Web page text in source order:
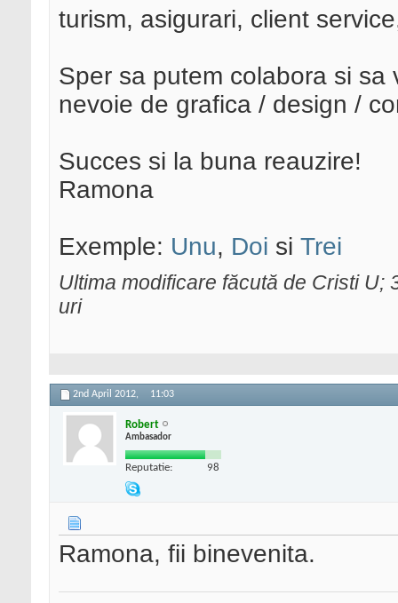
turism, asigurari, client
Sper sa putem colabora si
nevoie de grafica / design /
Succes si la buna reauzire!
Ramona
Exemple: Unu, Doi si Trei
Ultima modificare făcută de Cristi U;
uri
2nd April 2012, 11:03
Robert
Ambasador
Reputatie: 98
Ramona, fii binevenita.